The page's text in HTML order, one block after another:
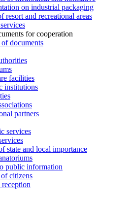
on industrial packaging
resort and recreational areas
for cooperation
of documents
facilities
institutions
partners
services
state and local importance
public information
citizens
reception